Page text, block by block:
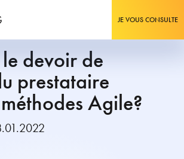
JE VOUS CONSULTE
devoir de
prestataire
Agile?